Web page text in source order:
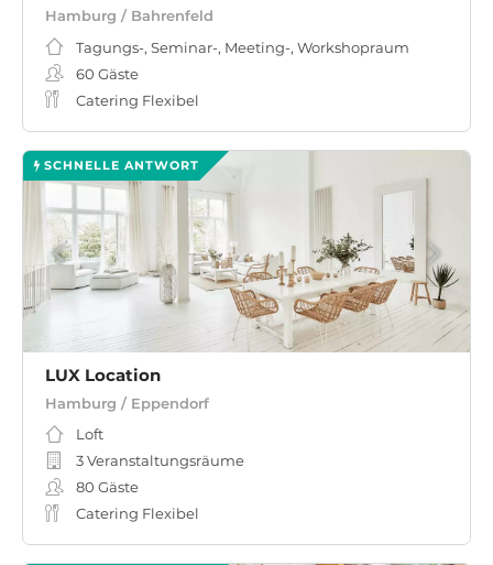
Hamburg / Bahrenfeld
Tagungs-, Seminar-, Meeting-, Workshopraum
60 Gäste
Catering Flexibel
SCHNELLE ANTWORT
LUX Location
Hamburg / Eppendorf
Loft
3 Veranstaltungsräume
80 Gäste
Catering Flexibel